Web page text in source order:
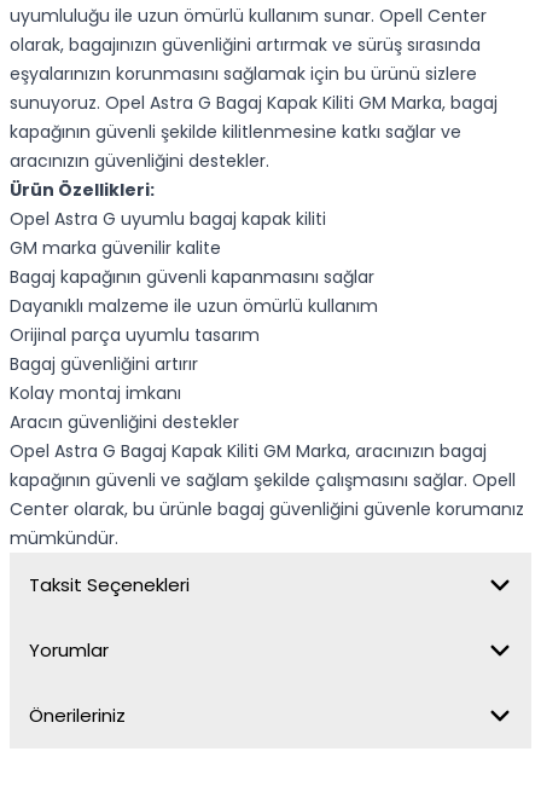
uyumluluğu ile uzun ömürlü kullanım sunar. Opell Center
olarak, bagajınızın güvenliğini artırmak ve sürüş sırasında
eşyalarınızın korunmasını sağlamak için bu ürünü sizlere
sunuyoruz. Opel Astra G Bagaj Kapak Kiliti GM Marka, bagaj
kapağının güvenli şekilde kilitlenmesine katkı sağlar ve
aracınızın güvenliğini destekler.
Ürün Özellikleri:
Opel Astra G uyumlu bagaj kapak kiliti
GM marka güvenilir kalite
Bagaj kapağının güvenli kapanmasını sağlar
Dayanıklı malzeme ile uzun ömürlü kullanım
Orijinal parça uyumlu tasarım
Bagaj güvenliğini artırır
Kolay montaj imkanı
Aracın güvenliğini destekler
Opel Astra G Bagaj Kapak Kiliti GM Marka, aracınızın bagaj
kapağının güvenli ve sağlam şekilde çalışmasını sağlar. Opell
Center olarak, bu ürünle bagaj güvenliğini güvenle korumanız
mümkündür.
Taksit Seçenekleri
Yorumlar
Önerileriniz